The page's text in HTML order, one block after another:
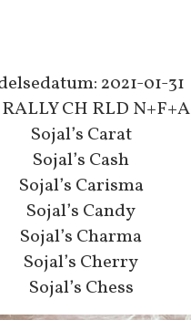
2021-01-31
CH RLD N+F+A
Sojal’s Carat
Sojal’s Cash
Sojal’s Carisma
Sojal’s Candy
Sojal’s Charma
Sojal’s Cherry
Sojal’s Chess